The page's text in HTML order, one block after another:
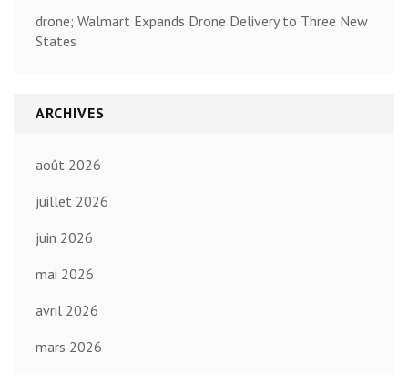
drone; Walmart Expands Drone Delivery to Three New
States
ARCHIVES
août 2026
juillet 2026
juin 2026
mai 2026
avril 2026
mars 2026